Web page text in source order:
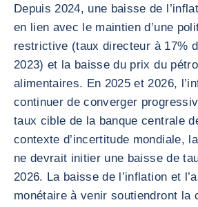
Depuis 2024, une baisse de
en lien avec le maintien d’une
restrictive (taux directeur à 17%
2023) et la baisse du prix du
alimentaires. En 2025 et 2026,
continuer de converger
taux cible de la banque centrale
contexte d’incertitude mondiale,
ne devrait initier une baisse de
2026. La baisse de l’inflation et
monétaire à venir soutiendront la